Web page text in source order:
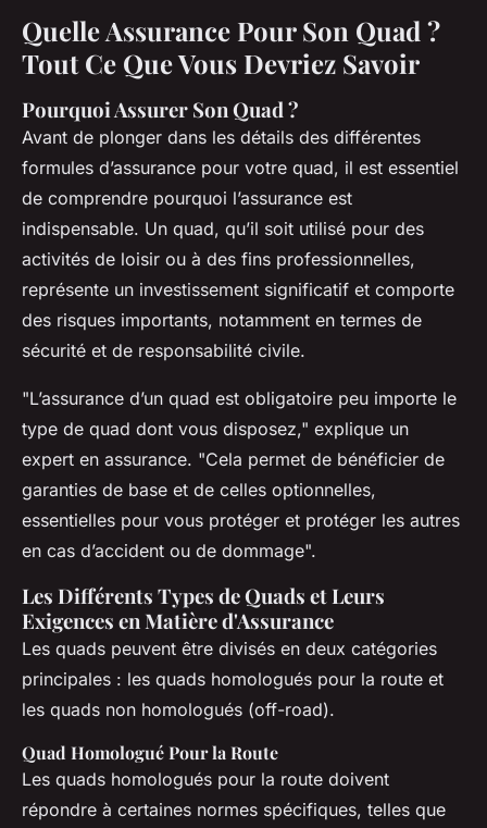
Quelle assurance pour son
quad
Maria•26 novembre 2024•5 min de lecture
Quelle Assurance Pour Son Quad ?
Tout Ce Que Vous Devriez Savoir
Pourquoi Assurer Son Quad ?
Avant de plonger dans les détails des différentes
formules d’assurance pour votre quad, il est essentiel
de comprendre pourquoi l’assurance est
indispensable. Un quad, qu’il soit utilisé pour des
activités de loisir ou à des fins professionnelles,
représente un investissement significatif et comporte
des risques importants, notamment en termes de
sécurité et de responsabilité civile.
"L’assurance d’un quad est obligatoire peu importe le
type de quad dont vous disposez," explique un
expert en assurance. "Cela permet de bénéficier de
garanties de base et de celles optionnelles,
essentielles pour vous protéger et protéger les autres
en cas d’accident ou de dommage".
Les Différents Types de Quads et Leurs
Exigences en Matière d'Assurance
Les quads peuvent être divisés en deux catégories
principales : les quads homologués pour la route et
les quads non homologués (off-road).
Quad Homologué Pour la Route
Les quads homologués pour la route doivent
répondre à certaines normes spécifiques, telles que